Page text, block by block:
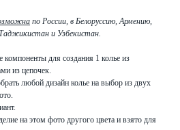
по России, в Белоруссию, Армению,
и Узбекистан.
для создания 1 колье из
из цепочек.
любой дизайн колье на выбор из двух
на этом фото другого цвета и взято для